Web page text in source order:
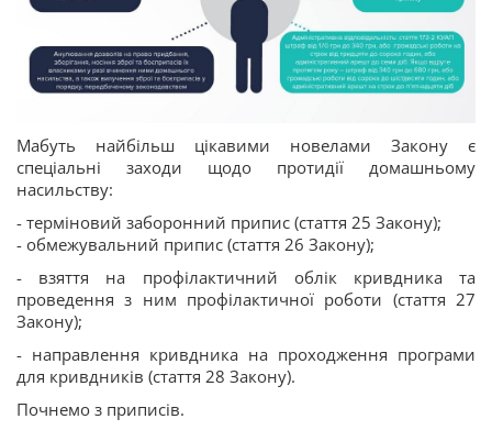
Мабуть найбільш цікавими новелами Закону є
спеціальні заходи щодо протидії домашньому
насильству:
- терміновий заборонний припис (стаття 25 Закону);
- обмежувальний припис (стаття 26 Закону);
- взяття на профілактичний облік кривдника та
проведення з ним профілактичної роботи (стаття 27
Закону);
- направлення кривдника на проходження програми
для кривдників (стаття 28 Закону).
Почнемо з приписів.